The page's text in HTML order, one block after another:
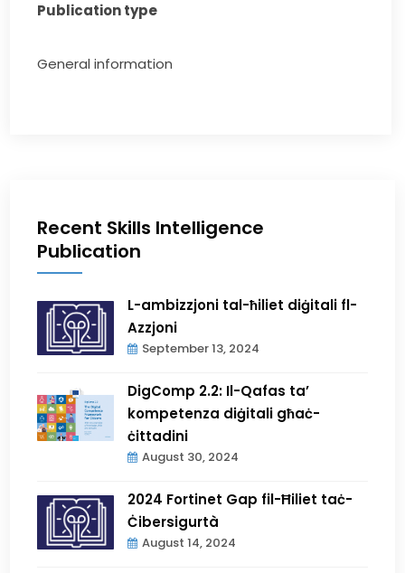
Publication type
General information
Recent Skills Intelligence
Publication
L-ambizzjoni tal-ħiliet diġitali fl-
Azzjoni
September 13, 2024
DigComp 2.2: Il-Qafas ta’
kompetenza diġitali għaċ-
ċittadini
August 30, 2024
2024 Fortinet Gap fil-Ħiliet taċ-
Ċibersigurtà
August 14, 2024